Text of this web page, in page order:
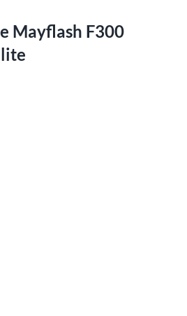
Mayflash F300